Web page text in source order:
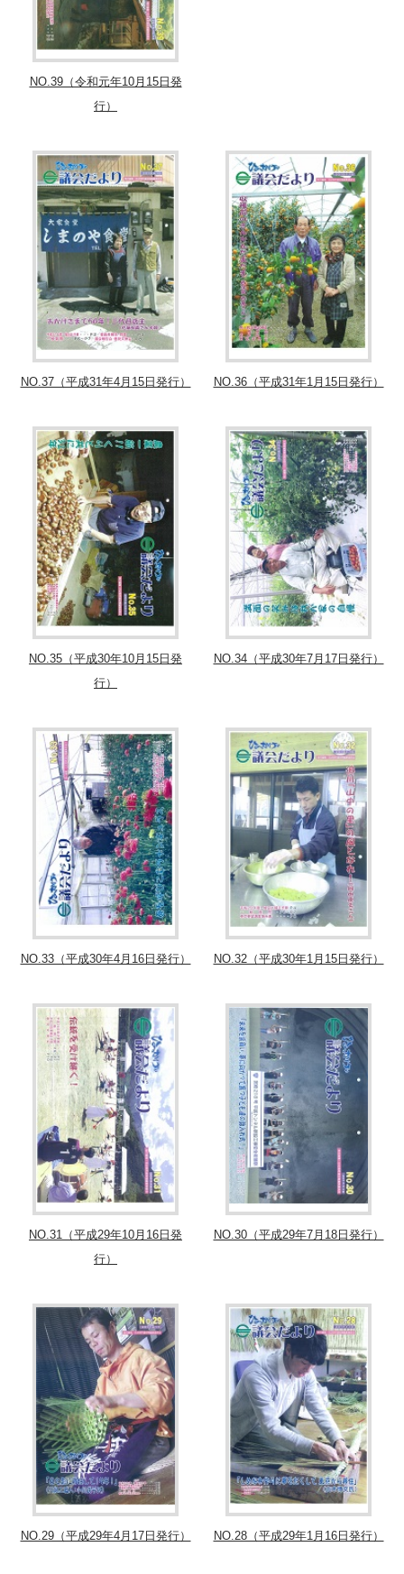
NO.39（令和元年10月15日発
行）
NO.37（平成31年4月15日発行） NO.36（平成31年1月15日発行）
NO.35（平成30年10月15日発
行）
NO.34（平成30年7月17日発行）
NO.33（平成30年4月16日発行） NO.32（平成30年1月15日発行）
NO.31（平成29年10月16日発
行）
NO.30（平成29年7月18日発行）
NO.29（平成29年4月17日発行） NO.28（平成29年1月16日発行）